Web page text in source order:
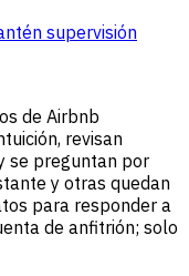
supervisión
de Airbnb
revisan
se preguntan por
y otras quedan
para responder a
de anfitrión; solo